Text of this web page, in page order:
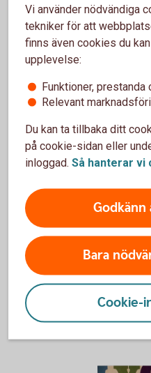
Lyckoslanten 1946 (pdf)
Lyckoslanten 1952
Vi använder nödvändiga
tekniker för att
finns även cookies du
upplevelse:
Funktioner,
Relevant
Du kan ta tillbaka ditt
på cookie-sidan eller
inloggad. Så hanterar vi
Godkänn
Bara
Cookie-